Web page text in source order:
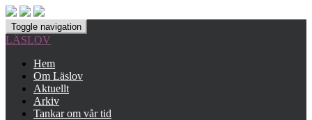
Toggle navigation
LÄSLOV
Hem
Om Läslov
Aktuellt
Arkiv
Tankar om vår tid